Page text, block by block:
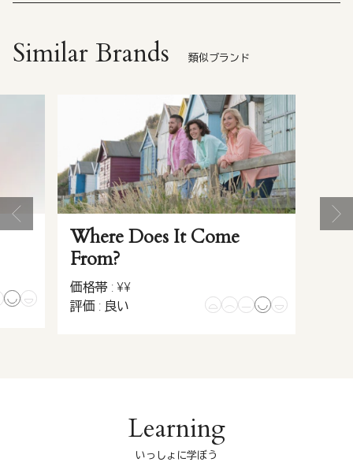
Similar Brands 類似ブランド
Where Does It Come
From?
価格帯 : ¥¥
評価 : 良い
Learning
いっしょに学ぼう